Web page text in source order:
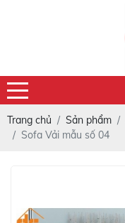
Trang chủ Sản phẩm
Sofa Vải mẫu số 04